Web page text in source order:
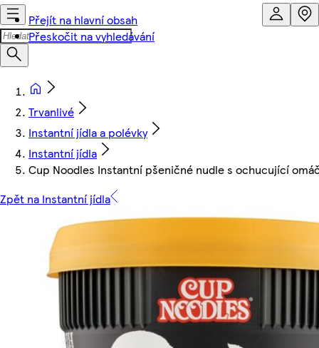
Přejít na hlavní obsah
Přeskočit na vyhledávání
Trvanlivé
Instantní jídla a polévky
Instantní jídla
Cup Noodles Instantní pšeničné nudle s ochucující
Zpět na Instantní jídla